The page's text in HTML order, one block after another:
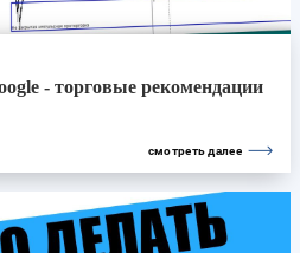
- торговые рекомендации
смотреть далее